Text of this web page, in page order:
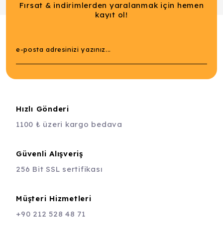
Fırsat & indirimlerden yaralanmak için hemen
kayıt ol!
Hızlı Gönderi
1100 ₺ üzeri kargo bedava
Güvenli Alışveriş
256 Bit SSL sertifikası
Müşteri Hizmetleri
+90 212 528 48 71